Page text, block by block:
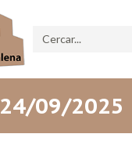
Search:
24/09/2025